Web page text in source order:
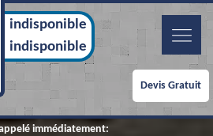
indisponible
indisponible
Devis Gratuit
immédiatement: